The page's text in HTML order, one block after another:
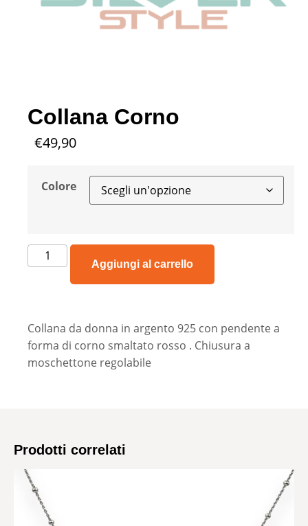
Collana Corno
€49,90
Colore
Aggiungi al carrello
Collana da donna in argento 925 con pendente a
forma di corno smaltato rosso . Chiusura a
moschettone regolabile
Prodotti correlati